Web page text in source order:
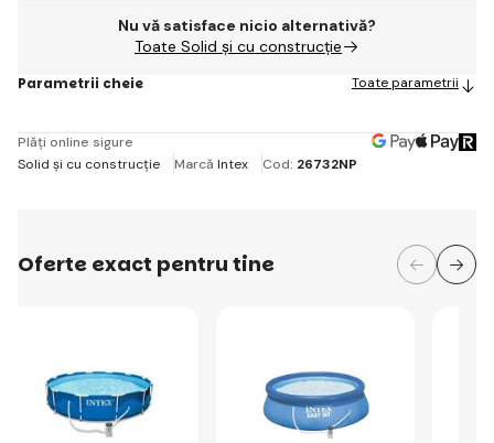
Nu vă satisface nicio alternativă?
Toate Solid și cu construcție
Parametrii cheie Toate parametrii
Plăți online sigure
Solid și cu construcție
Marcă Intex Cod: 26732NP
Oferte exact pentru tine